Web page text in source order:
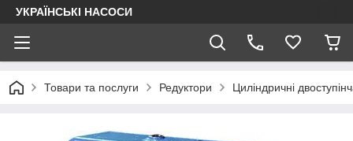
УКРАЇНСЬКІ НАСОСИ
Товари та послуги Редуктори Циліндричні